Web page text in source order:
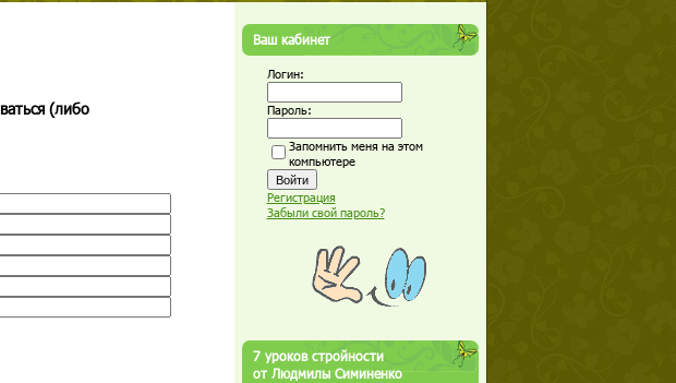
(либо
Ваш кабинет
Логин:
Пароль:
Запомнить меня на этом
компьютере
Регистрация
Забыли свой пароль?
7 уроков стройности
от Людмилы Симиненко